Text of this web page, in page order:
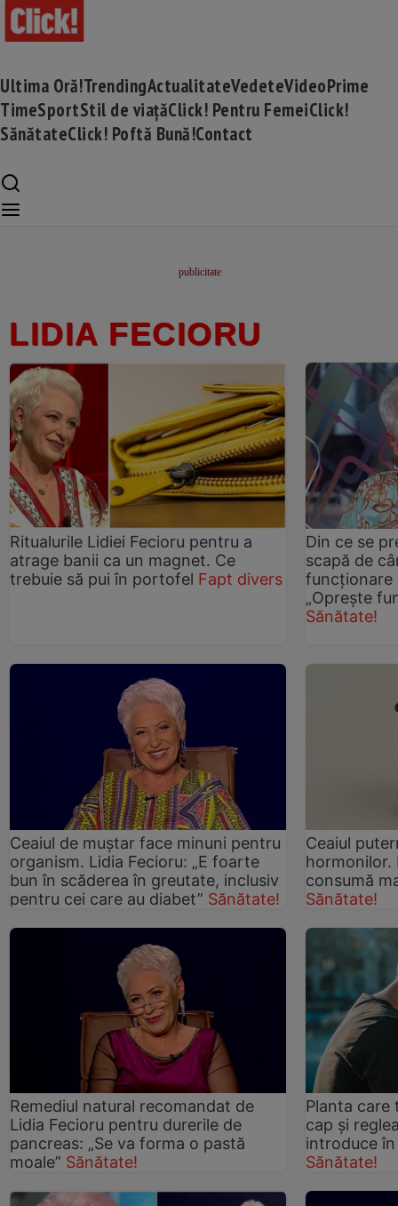
Ultima Oră!TrendingActualitateVedeteVideoPrime
TimeSportStil de viațăClick! Pentru FemeiClick!
SănătateClick! Poftă Bună!Contact
LIDIA FECIORU
Ritualurile Lidiei Fecioru pentru a
atrage banii ca un magnet. Ce
trebuie să pui în portofel Fapt divers
Din ce se
scapă de
funcționare
„Oprește
Sănătate!
Ceaiul de muștar face minuni pentru
organism. Lidia Fecioru: „E foarte
bun în scăderea în greutate, inclusiv
pentru cei care au diabet” Sănătate!
Ceaiul
hormonilor.
consumă
Sănătate!
Remediul natural recomandat de
Lidia Fecioru pentru durerile de
pancreas: „Se va forma o pastă
moale” Sănătate!
Planta care
cap și
introduce
Sănătate!